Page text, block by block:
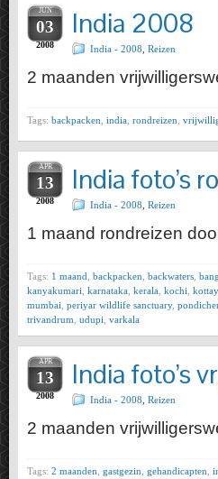
JUN
03
2008
India 2008
India - 2008 Reizen
2 maanden
Tags: backpacken india rondreizen
APR
13
2008
India foto’s
India - 2008 Reizen
1 maand rondreizen
Tags: 1 maand backpacken backwaters
kanyakumari karnataka kerala kochi
mumbai periyar wildlife sanctuary,
trivandrum udupi varkala
APR
13
2008
India foto’s
India - 2008 Reizen
2 maanden
Tags: 2 maanden gastgezin gehandicapten